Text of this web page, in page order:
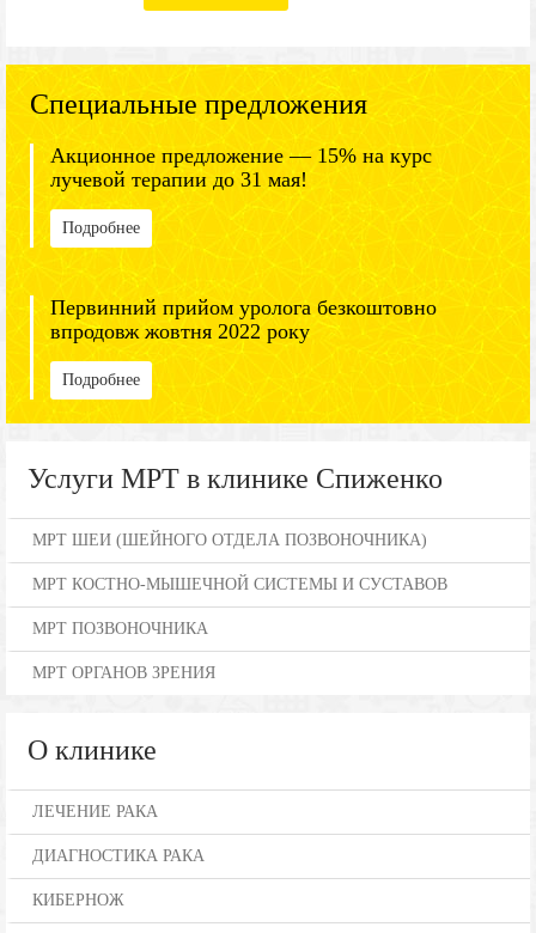
Специальные предложения
Акционное предложение — 15% на курс
лучевой терапии до 31 мая!
Подробнее
Первинний прийом уролога безкоштовно
впродовж жовтня 2022 року
Подробнее
Услуги МРТ в клинике Спиженко
МРТ ШЕИ (ШЕЙНОГО ОТДЕЛА ПОЗВОНОЧНИКА)
МРТ КОСТНО-МЫШЕЧНОЙ СИСТЕМЫ И СУСТАВОВ
МРТ ПОЗВОНОЧНИКА
МРТ ОРГАНОВ ЗРЕНИЯ
О клинике
ЛЕЧЕНИЕ РАКА
ДИАГНОСТИКА РАКА
КИБЕРНОЖ